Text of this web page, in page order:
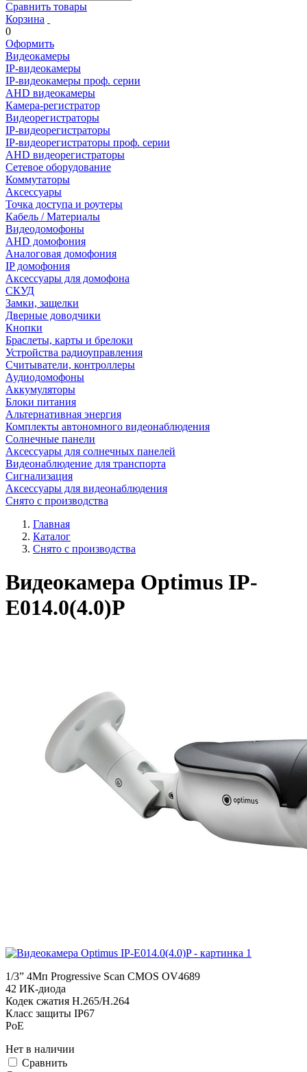
Сравнить товары
Корзина
0
Оформить
Видеокамеры
IP-видеокамеры
IP-видеокамеры проф. серии
AHD видеокамеры
Камера-регистратор
Видеорегистраторы
IP-видеорегистраторы
IP-видеорегистраторы проф. серии
AHD видеорегистраторы
Сетевое оборудование
Коммутаторы
Аксессуары
Точка доступа и роутеры
Кабель / Материалы
Видеодомофоны
AHD домофония
Аналоговая домофония
IP домофония
Аксессуары для домофона
СКУД
Замки, защелки
Дверные доводчики
Кнопки
Браслеты, карты и брелоки
Устройства радиоуправления
Считыватели, контроллеры
Аудиодомофоны
Аккумуляторы
Блоки питания
Альтернативная энергия
Комплекты автономного видеонаблюдения
Солнечные панели
Аксессуары для солнечных панелей
Видеонаблюдение для транспорта
Сигнализация
Аксессуары для видеонаблюдения
Снято с производства
Главная
Каталог
Снято с производства
Видеокамера Optimus IP-
E014.0(4.0)P
1/3” 4Мп Progressive Scan CMOS OV4689
42 ИК-диода
Кодек сжатия H.265/H.264
Класс защиты IР67
PoE
Нет в наличии
Cравнить